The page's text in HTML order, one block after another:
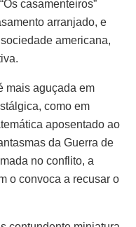
casamenteiros”
arranjado, e
americana,
mais aguçada em
como em
aposentado ao
da Guerra de
no conflito, a
o convoca a recusar o